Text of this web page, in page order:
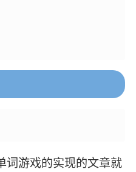
游戏的实现的文章就